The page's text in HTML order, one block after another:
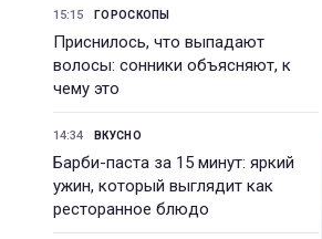
15:15 ГОРОСКОПЫ
Приснилось, что выпадают
волосы: сонники объясняют, к
чему это
14:34 ВКУСНО
Барби-паста за 15 минут: яркий
ужин, который выглядит как
ресторанное блюдо